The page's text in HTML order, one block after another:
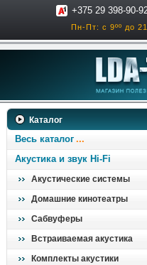
+375 29 398-90-
Пн-Пт: с 9ºº до
Каталог
Весь каталог
Акустика и звук Hi-Fi
Акустические системы
Домашние кинотеатры
Сабвуферы
Встраиваемая акустика
Комплекты акустики